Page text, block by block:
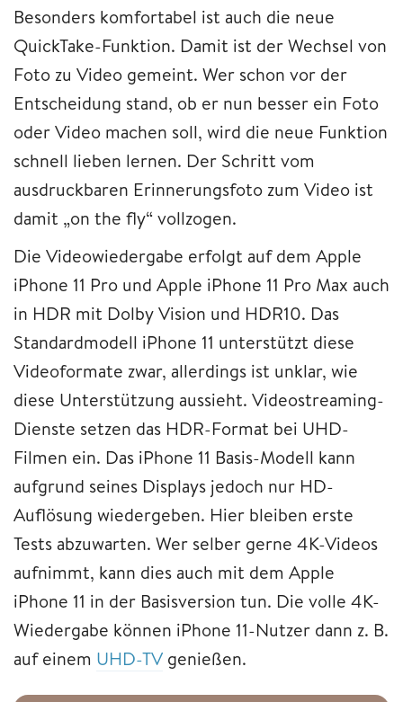
Besonders komfortabel ist auch die neue
QuickTake-Funktion. Damit ist der Wechsel von
Foto zu Video gemeint. Wer schon vor der
Entscheidung stand, ob er nun besser ein Foto
oder Video machen soll, wird die neue Funktion
schnell lieben lernen. Der Schritt vom
ausdruckbaren Erinnerungsfoto zum Video ist
damit „on the fly“ vollzogen.
Die Videowiedergabe erfolgt auf dem Apple
iPhone 11 Pro und Apple iPhone 11 Pro Max auch
in HDR mit Dolby Vision und HDR10. Das
Standardmodell iPhone 11 unterstützt diese
Videoformate zwar, allerdings ist unklar, wie
diese Unterstützung aussieht. Videostreaming-
Dienste setzen das HDR-Format bei UHD-
Filmen ein. Das iPhone 11 Basis-Modell kann
aufgrund seines Displays jedoch nur HD-
Auflösung wiedergeben. Hier bleiben erste
Tests abzuwarten. Wer selber gerne 4K-Videos
aufnimmt, kann dies auch mit dem Apple
iPhone 11 in der Basisversion tun. Die volle 4K-
Wiedergabe können iPhone 11-Nutzer dann z. B.
auf einem UHD-TV genießen.